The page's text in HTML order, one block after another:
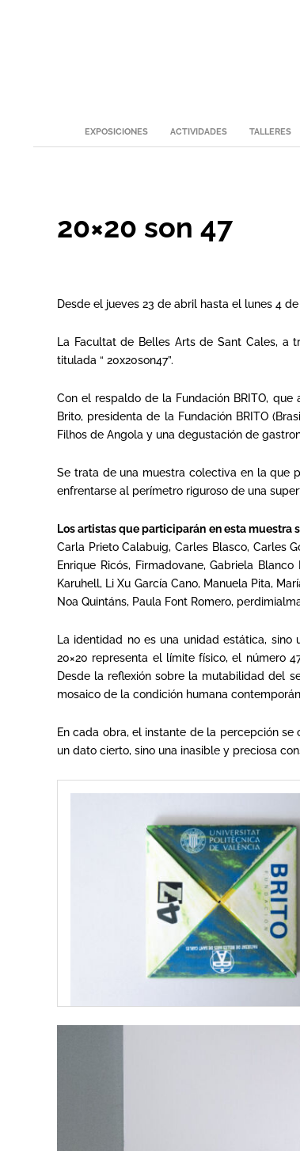
Secondary
Navigation
EXPOSICIONES ACTIVIDADES TALLERES
20×20 son 47
Desde el jueves 23 de abril hasta el lunes 4
La Facultat de Belles Arts de Sant Cales, a
titulada “ 20x20son47”.
Con el respaldo de la Fundación BRITO,
Brito, presidenta de la Fundación BRITO
Filhos de Angola y una degustación de
Se trata de una muestra colectiva en la que
enfrentarse al perímetro riguroso de una
Los artistas que participarán en esta muestra
Carla Prieto Calabuig, Carles Blasco, Carles
Enrique Ricós, Firmadovane, Gabriela
Karuhell, Li Xu García Cano, Manuela Pita,
Noa Quintáns, Paula Font Romero,
La identidad no es una unidad estática,
20×20 representa el límite físico, el número
Desde la reflexión sobre la mutabilidad del
mosaico de la condición humana
En cada obra, el instante de la percepción
un dato cierto, sino una inasible y preciosa